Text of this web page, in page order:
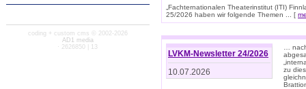
coding + custom cms © 2002-2026
AD1 media
· 2626850 | 13
„Fachternationalen Theaterinstitut (ITI)
25/2026 haben wir folgende Themen ... [
LVKM-Newsletter 24/2026
10.07.2026
…
zu